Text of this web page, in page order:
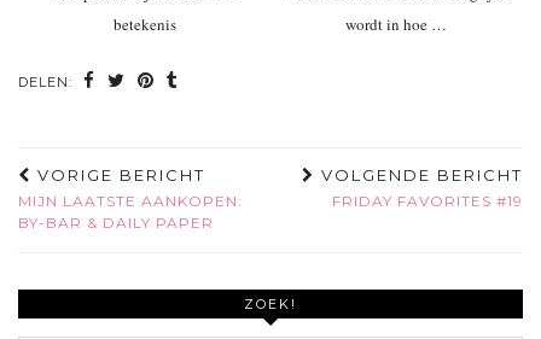
betekenis
wordt in hoe …
DELEN:
VORIGE BERICHT
MIJN LAATSTE AANKOPEN:
BY-BAR & DAILY PAPER
VOLGENDE BERICHT
FRIDAY FAVORITES #19
ZOEK!